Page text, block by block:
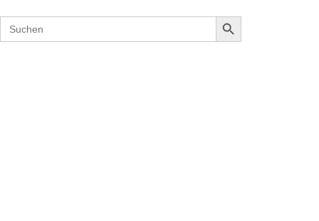
Search
for:
Search Button